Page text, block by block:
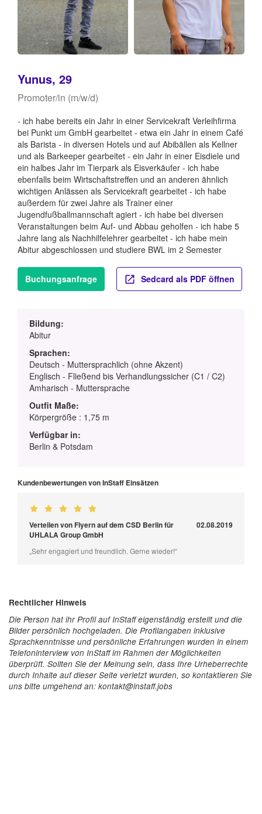
Yunus, 29
Promoter/in (m/w/d)
- ich habe bereits ein Jahr in einer Servicekraft Verleihfirma
bei Punkt um GmbH gearbeitet - etwa ein Jahr in einem Café
als Barista - in diversen Hotels und auf Abibällen als Kellner
und als Barkeeper gearbeitet - ein Jahr in einer Eisdiele und
ein halbes Jahr im Tierpark als Eisverkäufer - ich habe
ebenfalls beim Wirtschaftstreffen und an anderen ähnlich
wichtigen Anlässen als Servicekraft gearbeitet - ich habe
außerdem für zwei Jahre als Trainer einer
Jugendfußballmannschaft agiert - ich habe bei diversen
Veranstaltungen beim Auf- und Abbau geholfen - ich habe 5
Jahre lang als Nachhilfelehrer gearbeitet - ich habe mein
Abitur abgeschlossen und studiere BWL im 2 Semester
Buchungsanfrage Sedcard als PDF öffnen
Bildung:
Abitur
Sprachen:
Deutsch - Muttersprachlich (ohne Akzent)
Englisch - Fließend bis Verhandlungssicher (C1 / C2)
Amharisch - Muttersprache
Outfit Maße:
Körpergröße : 1,75 m
Verfügbar in:
Berlin & Potsdam
Kundenbewertungen von InStaff Einsätzen
Verteilen von Flyern auf dem CSD Berlin für
UHLALA Group GmbH
02.08.2019
„Sehr engagiert und freundlich. Gerne wieder!“
Rechtlicher Hinweis
Die Person hat ihr Profil auf InStaff eigenständig erstellt und die
Bilder persönlich hochgeladen. Die Profilangaben inklusive
Sprachkenntnisse und persönliche Erfahrungen wurden in einem
Telefoninterview von InStaff im Rahmen der Möglichkeiten
überprüft. Sollten Sie der Meinung sein, dass Ihre Urheberrechte
durch Inhalte auf dieser Seite verletzt wurden, so kontaktieren Sie
uns bitte umgehend an: kontakt@instaff.jobs